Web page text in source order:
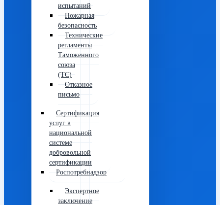
испытаний
Пожарная
безопасность
Технические
регламенты
Таможенного
союза
(ТС)
Отказное
письмо
Сертификация
услуг в
национальной
системе
добровольной
сертификации
Роспотребнадзор
Экспертное
заключение